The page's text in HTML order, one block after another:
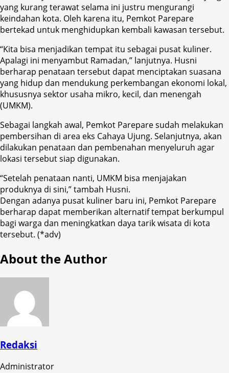
yang kurang terawat selama ini justru mengurangi
keindahan kota. Oleh karena itu, Pemkot Parepare
bertekad untuk menghidupkan kembali kawasan tersebut.
“Kita bisa menjadikan tempat itu sebagai pusat kuliner.
Apalagi ini menyambut Ramadan,” lanjutnya. Husni
berharap penataan tersebut dapat menciptakan suasana
yang hidup dan mendukung perkembangan ekonomi lokal,
khususnya sektor usaha mikro, kecil, dan menengah
(UMKM).
Sebagai langkah awal, Pemkot Parepare sudah melakukan
pembersihan di area eks Cahaya Ujung. Selanjutnya, akan
dilakukan penataan dan pembenahan menyeluruh agar
lokasi tersebut siap digunakan.
“Setelah penataan nanti, UMKM bisa menjajakan
produknya di sini,” tambah Husni.
Dengan adanya pusat kuliner baru ini, Pemkot Parepare
berharap dapat memberikan alternatif tempat berkumpul
bagi warga dan meningkatkan daya tarik wisata di kota
tersebut. (*adv)
About the Author
Redaksi
Administrator